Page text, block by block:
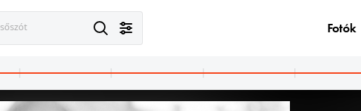
Fotók